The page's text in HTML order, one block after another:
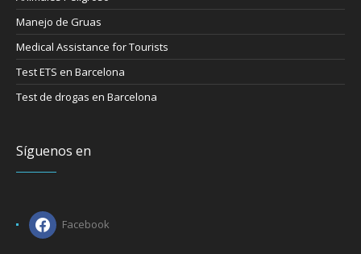
Manejo de Gruas
Medical Assistance for Tourists
Test ETS en Barcelona
Test de drogas en Barcelona
Síguenos en
Facebook